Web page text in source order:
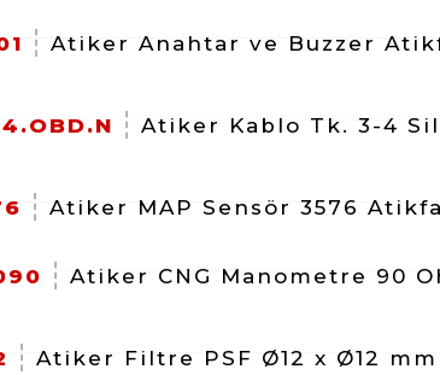
Atiker Anahtar ve Buzzer
Atiker Kablo Tk. 3-4
Atiker MAP Sensör 3576
Atiker CNG Manometre 90
Atiker Filtre PSF Ø12 x Ø12 mm